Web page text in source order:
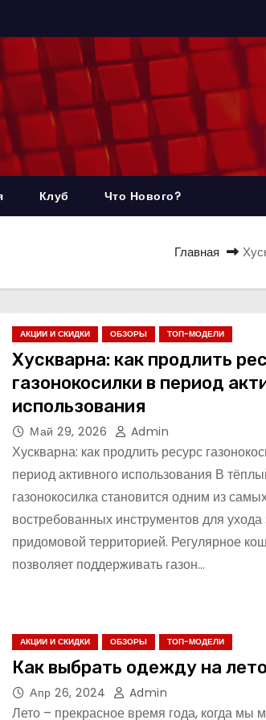
Клуб Что Нового?
Главная
АКЦИИ И СКИДКИ ОБЗОРЫ ТОП-МОДЕЛИ
Хускварна: как продлить
газонокосилки в период
использования
Май 29, 2026 Admin
Хускварна: как продлить ресурс
период активного использования В
газонокосилка становится одним из
востребованных инструментов для ухода
придомовой территорией. Регулярное
позволяет поддерживать газон…
АКЦИИ И СКИДКИ ОБЗОРЫ ТОП-МОДЕЛИ
Как выбрать одежду на
Апр 26, 2024 Admin
Лето – прекрасное время года, когда мы